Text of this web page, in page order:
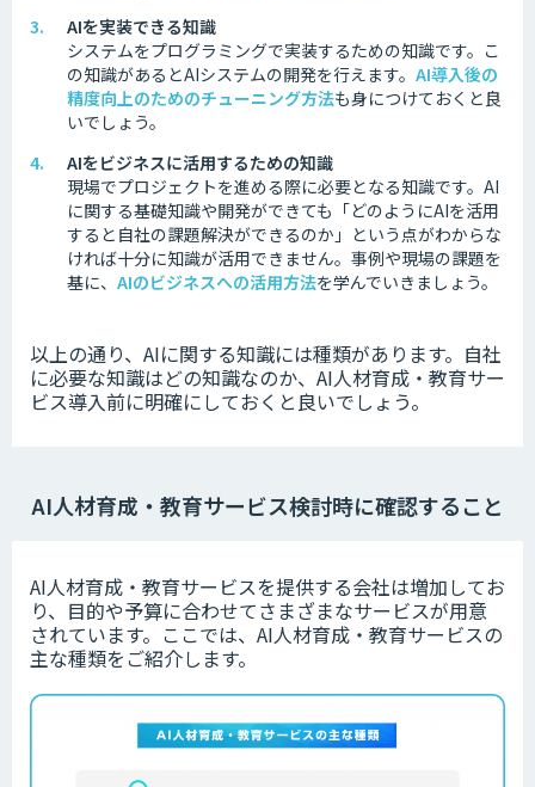
AIを実装できる知識
システムをプログラミングで実装するための知識です。 こ
の知識があるとAIシステムの開発を行えます。 AI導入後の
精度向上のためのチューニング方法も身につけておくと良
いでしょう。
AIをビジネスに活用するための知識
現場でプロジェクトを進める際に必要となる知識です。 AI
に関する基礎知識や開発ができても「どのようにAIを活用
すると自社の課題解決ができるのか」という点がわからな
ければ十分に知識が活用できません。 事例や現場の課題を
基に、 AIのビジネスへの活用方法を学んでいきましょう。
以上の通り、AIに関する知識には種類があります。 自社
に必要な知識はどの知識なのか、AI人材育成・教育サー
ビス導入前に明確にしておくと良いでしょう。
AI人材育成・教育サービス検討時に確認すること
AI人材育成・教育サービスを提供する会社は増加してお
り、目的や予算に合わせてさまざまなサービスが用意
されています。 ここでは、AI人材育成・教育サービスの
主な種類をご紹介します。